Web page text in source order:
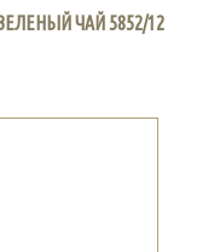
ЧАЙ 5852/12